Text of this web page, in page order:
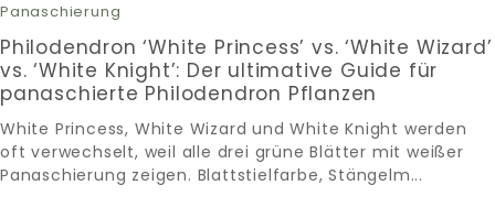
Panaschierung
Philodendron ‘White Princess’ vs. ‘White Wizard’
vs. ‘White Knight’: Der ultimative Guide für
panaschierte Philodendron Pflanzen
White Princess, White Wizard und White Knight werden
oft verwechselt, weil alle drei grüne Blätter mit weißer
Panaschierung zeigen. Blattstielfarbe, Stängelm...